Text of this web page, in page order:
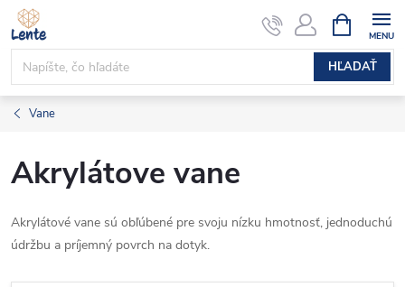
Prejsť
na
obsah
HĽADAŤ
KOŠÍK
Vane
Akrylátove vane
Akrylátové vane sú obľúbené pre svoju nízku hmotnosť, jednoduchú
údržbu a príjemný povrch na dotyk.